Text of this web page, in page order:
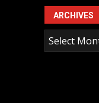
ARCHIVES